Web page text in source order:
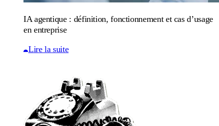
IA agentique : définition, fonctionnement et cas d’usage
en entreprise
Lire la suite